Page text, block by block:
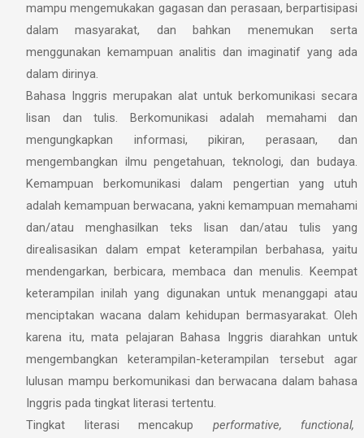
mampu mengemukakan gagasan dan perasaan, berpartisipasi
dalam masyarakat, dan bahkan menemukan serta
menggunakan kemampuan analitis dan imaginatif yang ada
dalam dirinya.
Bahasa Inggris merupakan alat untuk berkomunikasi secara
lisan dan tulis. Berkomunikasi adalah memahami dan
mengungkapkan informasi, pikiran, perasaan, dan
mengembangkan ilmu pengetahuan, teknologi, dan budaya.
Kemampuan berkomunikasi dalam pengertian yang utuh
adalah kemampuan berwacana, yakni kemampuan memahami
dan/atau menghasilkan teks lisan dan/atau tulis yang
direalisasikan dalam empat keterampilan berbahasa, yaitu
mendengarkan, berbicara, membaca dan menulis. Keempat
keterampilan inilah yang digunakan untuk menanggapi atau
menciptakan wacana dalam kehidupan bermasyarakat. Oleh
karena itu, mata pelajaran Bahasa Inggris diarahkan untuk
mengembangkan keterampilan-keterampilan tersebut agar
lulusan mampu berkomunikasi dan berwacana dalam bahasa
Inggris pada tingkat literasi tertentu.
Tingkat literasi mencakup performative, functional,